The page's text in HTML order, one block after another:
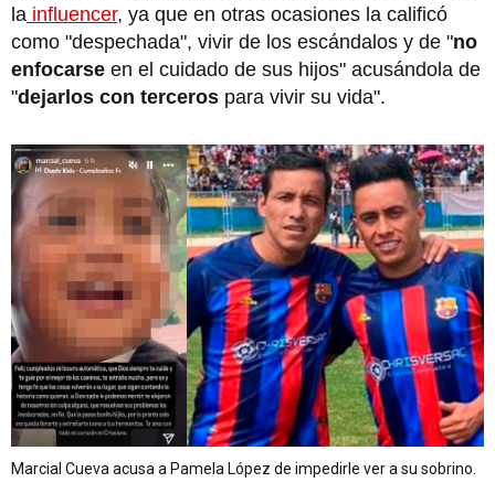
la influencer, ya que en otras ocasiones la calificó
como "despechada", vivir de los escándalos y de "no
enfocarse en el cuidado de sus hijos" acusándola de
"dejarlos con terceros para vivir su vida".
Marcial Cueva acusa a Pamela López de impedirle ver a su sobrino.